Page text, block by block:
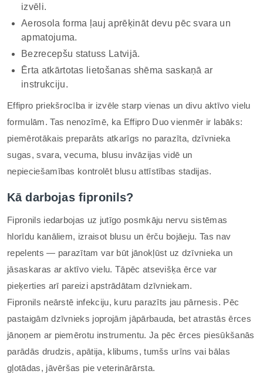
izvēli.
Aerosola forma ļauj aprēķināt devu pēc svara un
apmatojuma.
Bezrecepšu statuss Latvijā.
Ērta atkārtotas lietošanas shēma saskaņā ar
instrukciju.
Effipro priekšrocība ir izvēle starp vienas un divu aktīvo vielu
formulām. Tas nenozīmē, ka Effipro Duo vienmēr ir labāks:
piemērotākais preparāts atkarīgs no parazīta, dzīvnieka
sugas, svara, vecuma, blusu invāzijas vidē un
nepieciešamības kontrolēt blusu attīstības stadijas.
Kā darbojas fipronils?
Fipronils iedarbojas uz jutīgo posmkāju nervu sistēmas
hlorīdu kanāliem, izraisot blusu un ērču bojāeju. Tas nav
repelents — parazītam var būt jānokļūst uz dzīvnieka un
jāsaskaras ar aktīvo vielu. Tāpēc atsevišķa ērce var
pieķerties arī pareizi apstrādātam dzīvniekam.
Fipronils neārstē infekciju, kuru parazīts jau pārnesis. Pēc
pastaigām dzīvnieks joprojām jāpārbauda, bet atrastās ērces
jānoņem ar piemērotu instrumentu. Ja pēc ērces piesūkšanās
parādās drudzis, apātija, klibums, tumšs urīns vai bālas
gļotādas, jāvēršas pie veterinārārsta.